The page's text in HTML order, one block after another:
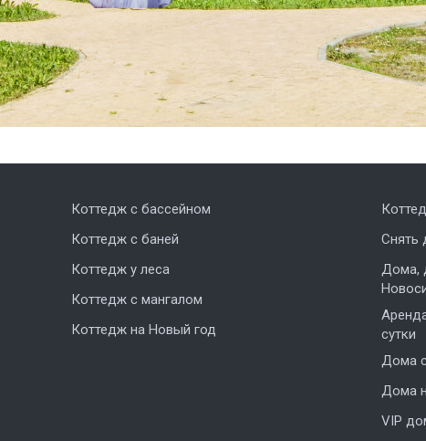
Коттедж с бассейном
Коттедж с баней
Коттедж у леса
Коттедж с мангалом
Коттедж на Новый год
Снять
Дома,
сутки
Дома
Дома
VIP